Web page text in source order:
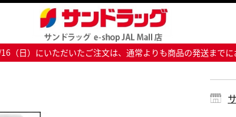
（日）にいただいたご注文は、通常よりも商品の発送まで